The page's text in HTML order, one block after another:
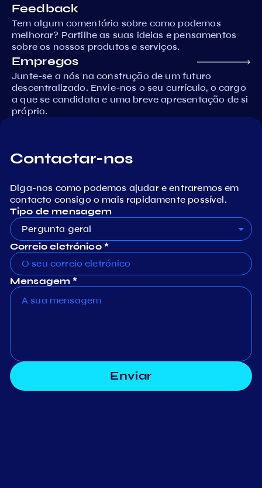
Feedback
Tem algum comentário sobre como podemos
melhorar? Partilhe as suas ideias e pensamentos
sobre os nossos produtos e serviços.
Empregos
Junte-se a nós na construção de um futuro
descentralizado. Envie-nos o seu currículo, o cargo
a que se candidata e uma breve apresentação de si
próprio.
Contactar-nos
Diga-nos como podemos ajudar e entraremos em
contacto consigo o mais rapidamente possível.
Tipo de mensagem
Pergunta geral
Correio eletrónico *
Mensagem *
Enviar